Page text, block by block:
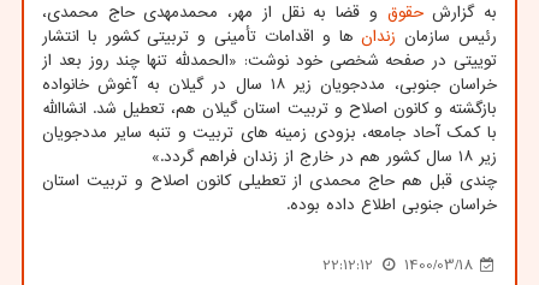
به گزارشحقوق و قضا به نقل از مهر، محمدمهدی حاج محمدی،
رئیس سازمان زندانها و اقدامات تأمینی و تربیتی کشور با انتشار
توییتی در صفحه شخصی خود نوشت: «الحمدلله تنها چند روز بعد از
خراسان جنوبی، مددجویان زیر ۱۸ سال در گیلان به آغوش خانواده
بازگشته و کانون اصلاح و تربیت استان گیلان هم، تعطیل شد. انشاالله
با کمک آحاد جامعه، بزودی زمینه های تربیت و تنبه سایر مددجویان
زیر ۱۸ سال کشور هم در خارج از زندان فراهم گردد.»
چندی قبل هم حاج محمدی از تعطیلی کانون اصلاح و تربیت استان
خراسان جنوبی اطلاع داده بوده.
1400/03/18
22:12:12